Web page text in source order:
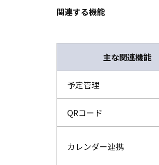
関連する機能
主な関連機能
予定管理
QRコード
カレンダー連携